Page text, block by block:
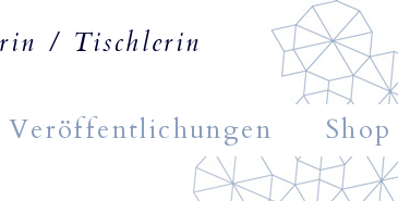
/ Tischlerin
Veröffentlichungen Shop